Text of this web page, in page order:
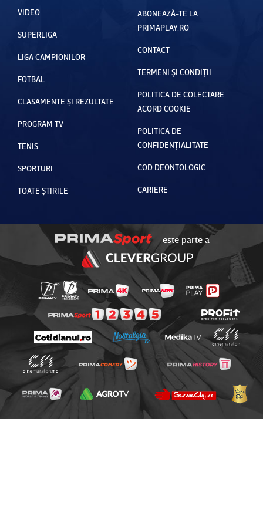
VIDEO
SUPERLIGA
LIGA CAMPIONILOR
FOTBAL
CLASAMENTE ȘI REZULTATE
PROGRAM TV
TENIS
SPORTURI
TOATE ȘTIRILE
ABONEAZĂ-TE LA
PRIMAPLAY.RO
CONTACT
TERMENI ȘI CONDIȚII
POLITICA DE COLECTARE
ACORD COOKIE
POLITICA DE
CONFIDENȚIALITATE
COD DEONTOLOGIC
CARIERE
este parte a